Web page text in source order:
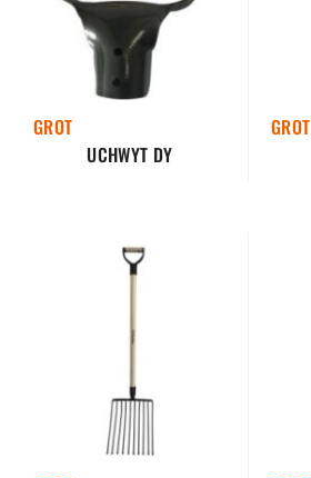
GROT
UCHWYT DY
GROT